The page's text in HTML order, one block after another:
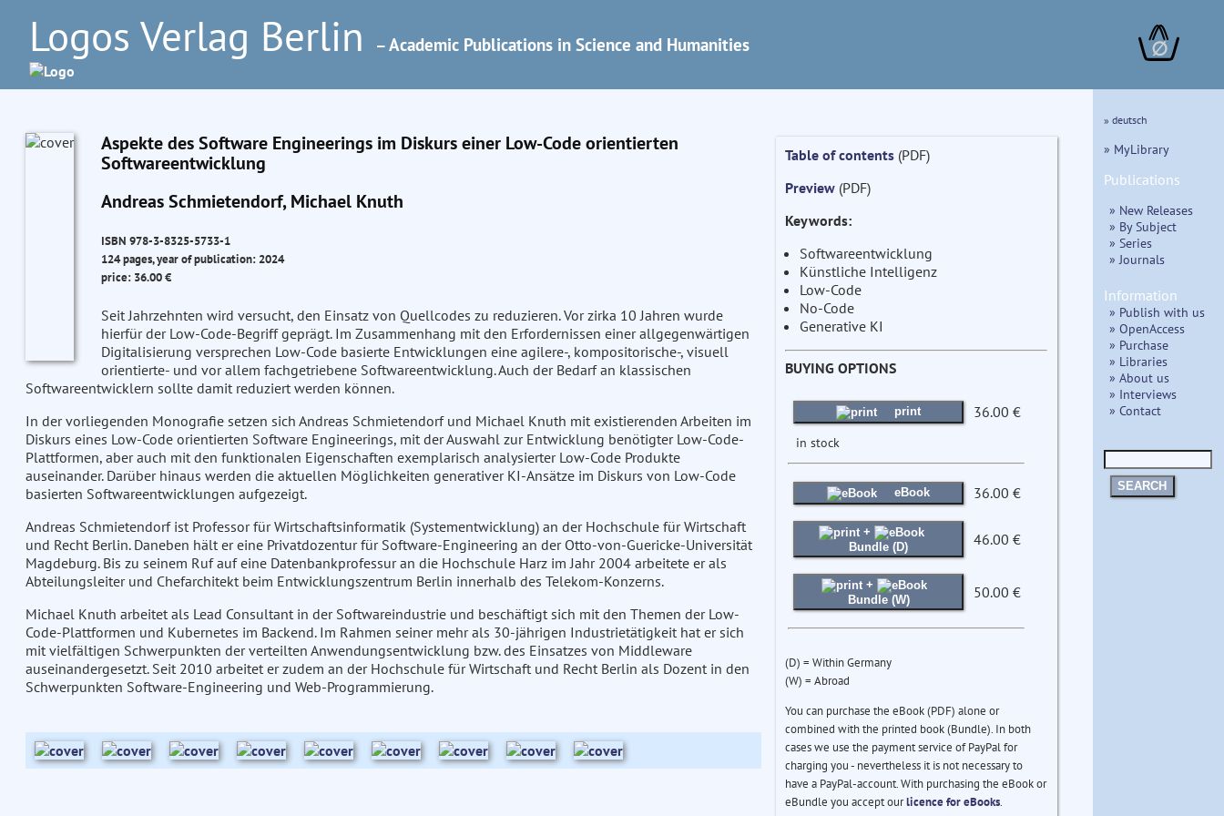
Logos Verlag Berlin – Academic Publications in Science and Humanities ∅
Aspekte des Software Engineerings im Diskurs einer Low-Code orientierten
Softwareentwicklung
Andreas Schmietendorf, Michael Knuth
ISBN 978-3-8325-5733-1
124 pages, year of publication: 2024
price: 36.00 €
Seit Jahrzehnten wird versucht, den Einsatz von Quellcodes zu reduzieren. Vor zirka 10 Jahren wurde
hierfür der Low-Code-Begriff geprägt. Im Zusammenhang mit den Erfordernissen einer allgegenwärtigen
Digitalisierung versprechen Low-Code basierte Entwicklungen eine agilere-, kompositorische-, visuell
orientierte- und vor allem fachgetriebene Softwareentwicklung. Auch der Bedarf an klassischen
Softwareentwicklern sollte damit reduziert werden können.
In der vorliegenden Monografie setzen sich Andreas Schmietendorf und Michael Knuth mit existierenden Arbeiten im
Diskurs eines Low-Code orientierten Software Engineerings, mit der Auswahl zur Entwicklung benötigter Low-Code-
Plattformen, aber auch mit den funktionalen Eigenschaften exemplarisch analysierter Low-Code Produkte
auseinander. Darüber hinaus werden die aktuellen Möglichkeiten generativer KI-Ansätze im Diskurs von Low-Code
basierten Softwareentwicklungen aufgezeigt.
Andreas Schmietendorf ist Professor für Wirtschaftsinformatik (Systementwicklung) an der Hochschule für Wirtschaft
und Recht Berlin. Daneben hält er eine Privatdozentur für Software-Engineering an der Otto-von-Guericke-Universität
Magdeburg. Bis zu seinem Ruf auf eine Datenbankprofessur an die Hochschule Harz im Jahr 2004 arbeitete er als
Abteilungsleiter und Chefarchitekt beim Entwicklungszentrum Berlin innerhalb des Telekom-Konzerns.
Michael Knuth arbeitet als Lead Consultant in der Softwareindustrie und beschäftigt sich mit den Themen der Low-
Code-Plattformen und Kubernetes im Backend. Im Rahmen seiner mehr als 30-jährigen Industrietätigkeit hat er sich
mit vielfältigen Schwerpunkten der verteilten Anwendungsentwicklung bzw. des Einsatzes von Middleware
auseinandergesetzt. Seit 2010 arbeitet er zudem an der Hochschule für Wirtschaft und Recht Berlin als Dozent in den
Schwerpunkten Software-Engineering und Web-Programmierung.
Table of contents(PDF)
Preview(PDF)
Keywords:
Softwareentwicklung
Künstliche Intelligenz
Low-Code
No-Code
Generative KI
BUYING OPTIONS
print 36.00 €
in stock
eBook 36.00 €
+
Bundle (D)
46.00 €
+
Bundle (W)
50.00 €
(D) = Within Germany
(W) = Abroad
You can purchase the eBook (PDF) alone or
combined with the printed book (Bundle). In both
cases we use the payment service of PayPal for
charging you - nevertheless it is not necessary to
have a PayPal-account. With purchasing the eBook or
eBundle you accept ourlicence for eBooks.
» deutsch
» MyLibrary
Publications
» New Releases
» By Subject
» Series
» Journals
Information
» Publish with us
» OpenAccess
» Purchase
» Libraries
» About us
» Interviews
» Contact
SEARCH